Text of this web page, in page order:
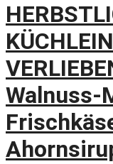
Walnuss-